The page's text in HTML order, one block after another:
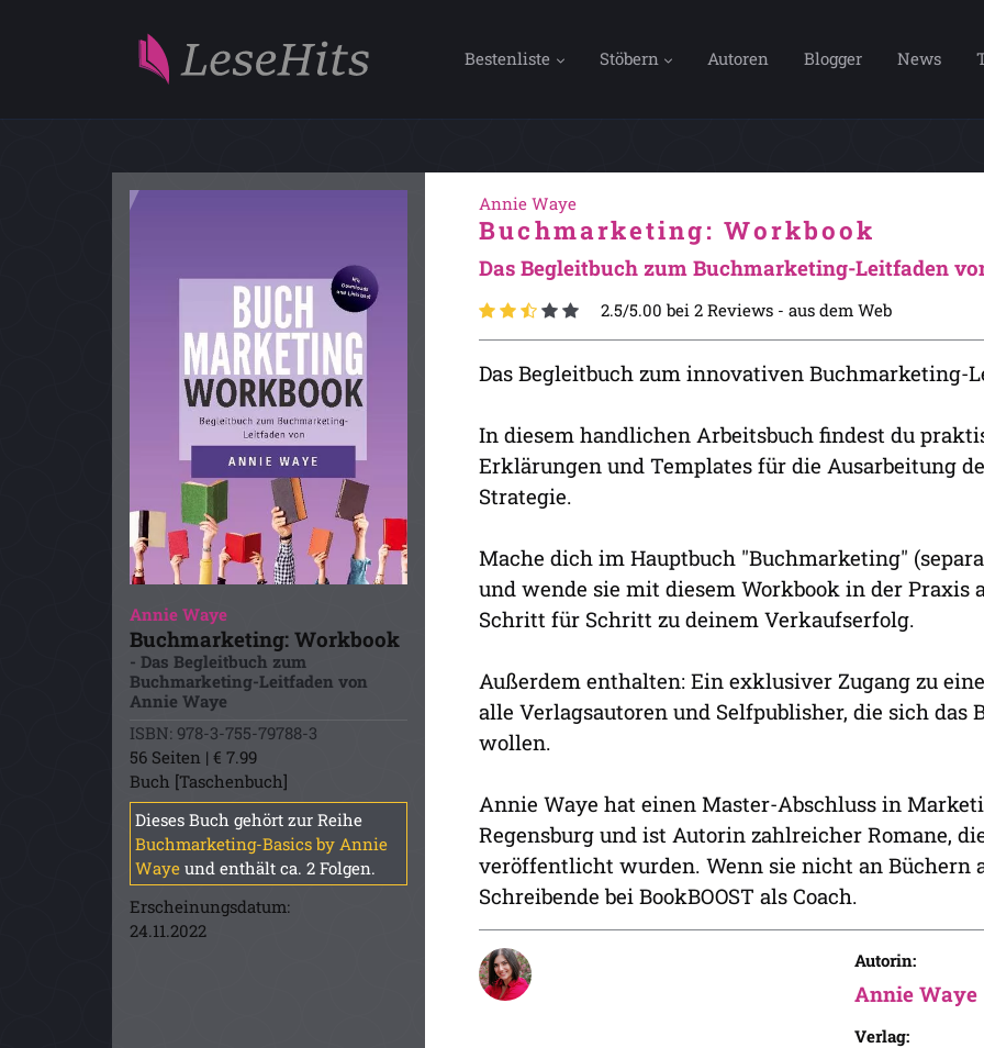
Bestenliste Stöbern Autoren Blogger News
Annie Waye
Buchmarketing: Workbook
- Das Begleitbuch zum
Buchmarketing-Leitfaden von
Annie Waye
ISBN: 978-3-755-79788-3
56 Seiten | € 7.99
Buch [Taschenbuch]
Dieses Buch gehört zur Reihe
Buchmarketing-Basics by Annie
Waye und enthält ca. 2 Folgen.
Erscheinungsdatum:
24.11.2022
Annie Waye
Buchmarketing: Workbook
Das Begleitbuch zum Buchmarketing-Leitfaden
2.5/5.00 bei 2 Reviews - aus dem Web
Das Begleitbuch zum innovativen Buchmarketing-
In diesem handlichen Arbeitsbuch findest du
Erklärungen und Templates für die Ausarbeitung
Strategie.
Mache dich im Hauptbuch "Buchmarketing"
und wende sie mit diesem Workbook in der Praxis
Schritt für Schritt zu deinem Verkaufserfolg.
Außerdem enthalten: Ein exklusiver Zugang zu
alle Verlagsautoren und Selfpublisher, die sich
wollen.
Annie Waye hat einen Master-Abschluss in
Regensburg und ist Autorin zahlreicher Romane,
veröffentlicht wurden. Wenn sie nicht an Büchern
Schreibende bei BookBOOST als Coach.
Autorin:
Annie Waye
Verlag: